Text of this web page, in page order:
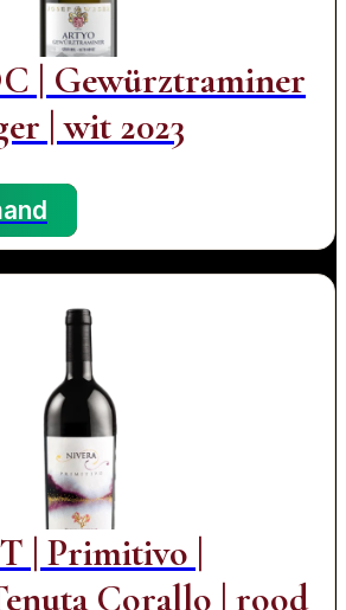
| Gewürztraminer
| wit 2023
| Primitivo |
Corallo | rood